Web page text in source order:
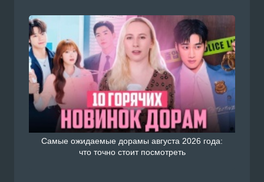
Самые ожидаемые дорамы августа 2026 года:
что точно стоит посмотреть